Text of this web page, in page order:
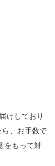
けしており
、お手数で
をもって対